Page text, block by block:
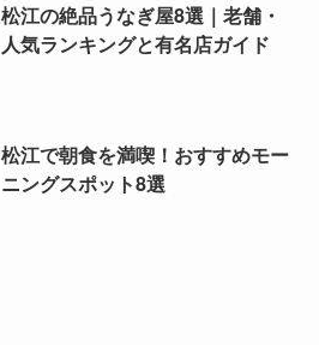
松江の絶品うなぎ屋8選｜老舗・
人気ランキングと有名店ガイド
松江で朝食を満喫！おすすめモー
ニングスポット8選